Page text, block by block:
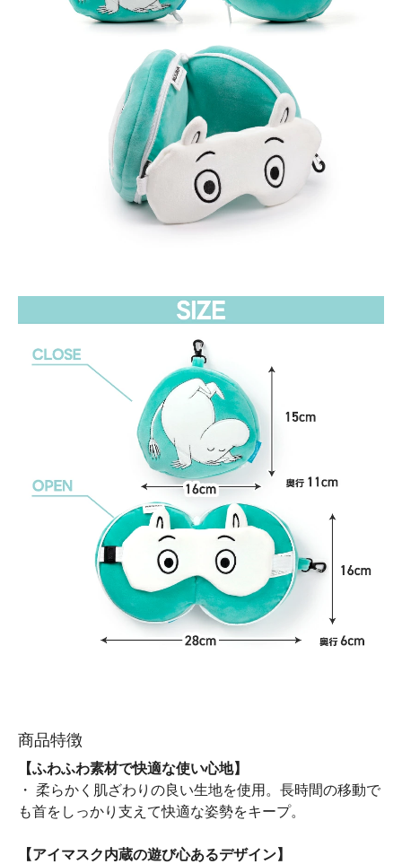
商品特徴
【ふわふわ素材で快適な使い心地】
・ 柔らかく肌ざわりの良い生地を使用。長時間の移動で
も首をしっかり支えて快適な姿勢をキープ。
【アイマスク内蔵の遊び心あるデザイン】